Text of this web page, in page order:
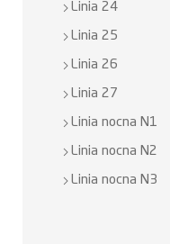
Linia 24
Linia 25
Linia 26
Linia 27
Linia nocna N1
Linia nocna N2
Linia nocna N3